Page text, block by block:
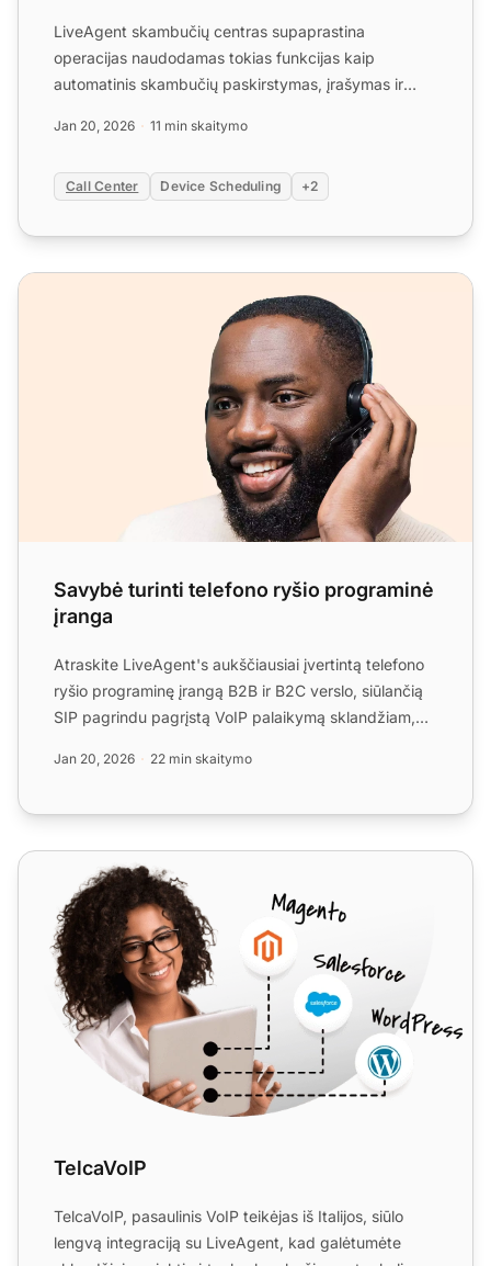
LiveAgent skambučių centras supaprastina
operacijas naudodamas tokias funkcijas kaip
automatinis skambučių paskirstymas, įrašymas ir
Jan 20, 2026 11 min skaitymo
Call Center Device Scheduling +2
Savybė turinti telefono ryšio programinė įranga
Savybė turinti telefono ryšio programinė
įranga
Atraskite LiveAgent's aukščiausiai įvertintą telefono
ryšio programinę įrangą B2B ir B2C verslo, siūlančią
SIP pagrindu pagrįstą VoIP palaikymą sklandžiam,
Jan 20, 2026 22 min skaitymo
TelcaVoIP
TelcaVoIP
TelcaVoIP, pasaulinis VoIP teikėjas iš Italijos, siūlo
lengvą integraciją su LiveAgent, kad galėtumėte